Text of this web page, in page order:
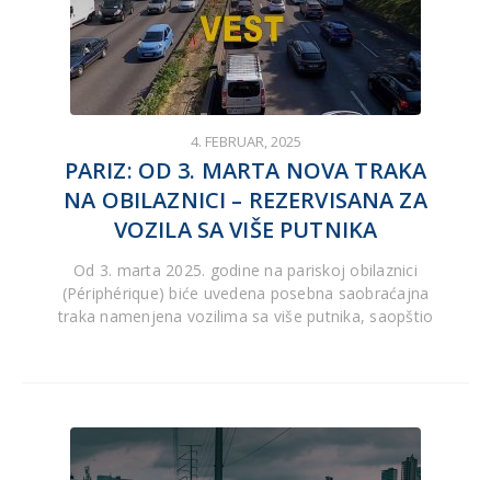
4. FEBRUAR, 2025
PARIZ: OD 3. MARTA NOVA TRAKA
NA OBILAZNICI – REZERVISANA ZA
VOZILA SA VIŠE PUTNIKA
Od 3. marta 2025. godine na pariskoj obilaznici
(Périphérique) biće uvedena posebna saobraćajna
traka namenjena vozilima sa više putnika, saopštio